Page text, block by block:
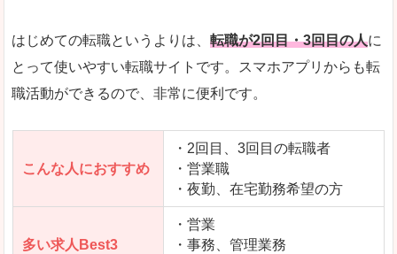
求人を含んだページを見てみる
はじめての転職というよりは、 転職が2回目・3回目の人に
とって使いやすい転職サイトです。スマホアプリからも転
職活動ができるので、非常に便利です。
こんな人におすすめ
・2回目、3回目の転職者
・営業職
・夜勤、在宅勤務希望の方
多い求人Best3
・営業
・事務、管理業務